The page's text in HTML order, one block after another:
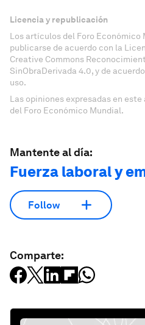
Licencia y republicación
Los artículos del Foro Económico
publicarse de acuerdo con la
Creative Commons
SinObraDerivada 4.0, y de
uso.
Las opiniones expresadas en
del Foro Económico Mundial.
Mantente al día:
Fuerza laboral y
Follow
Comparte: